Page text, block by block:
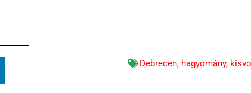
Debrecen, hagyomány,